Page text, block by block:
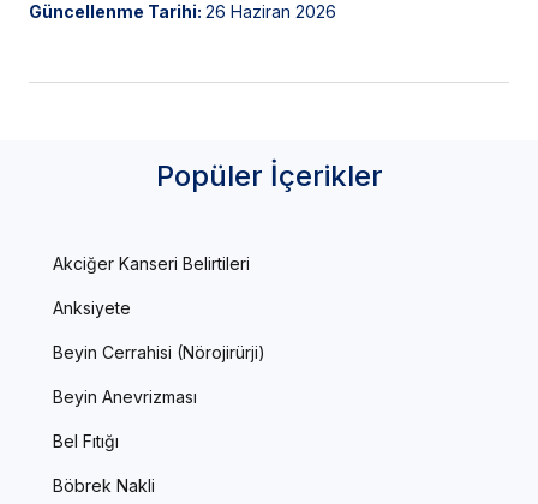
Güncellenme Tarihi: 26 Haziran 2026
Popüler İçerikler
Akciğer Kanseri Belirtileri
Anksiyete
Beyin Cerrahisi (Nörojirürji)
Beyin Anevrizması
Bel Fıtığı
Böbrek Nakli